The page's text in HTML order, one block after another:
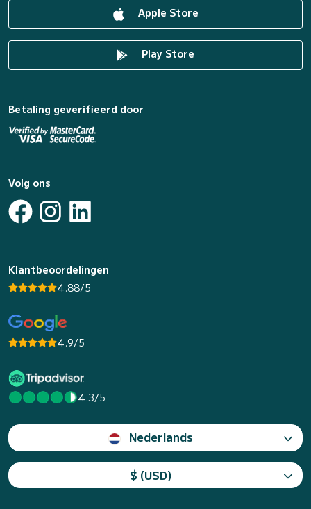
Apple Store
Play Store
Betaling geverifieerd door
Volg ons
Klantbeoordelingen
4.88/5
4.9/5
4.3/5
Nederlands
$ (USD)